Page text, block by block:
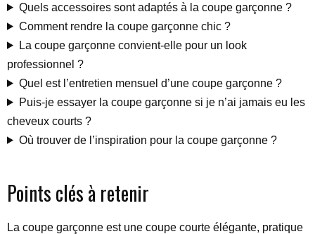
Quels accessoires sont adaptés à la coupe garçonne ?
Comment rendre la coupe garçonne chic ?
La coupe garçonne convient-elle pour un look
professionnel ?
Quel est l’entretien mensuel d’une coupe garçonne ?
Puis-je essayer la coupe garçonne si je n’ai jamais eu les
cheveux courts ?
Où trouver de l’inspiration pour la coupe garçonne ?
Points clés à retenir
La coupe garçonne est une coupe courte élégante, pratique